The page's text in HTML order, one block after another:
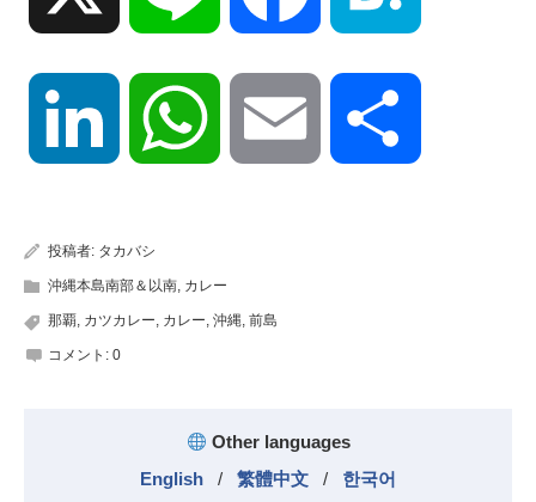
LinkedIn WhatsApp Email
投稿者: タカバシ
沖縄本島南部＆以南, カレー
那覇, カツカレー, カレー, 沖縄, 前島
コメント: 0
Other languages
English
/ 繁體中文 / 한국어